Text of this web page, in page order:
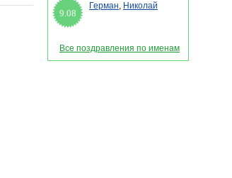
9.08
Герман, Николай
Все поздравления по именам